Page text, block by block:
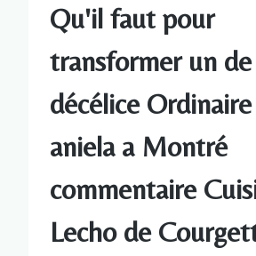
Qu'il faut pour
transformer un
décélice
aniela a Montré
commentaire
Lecho de